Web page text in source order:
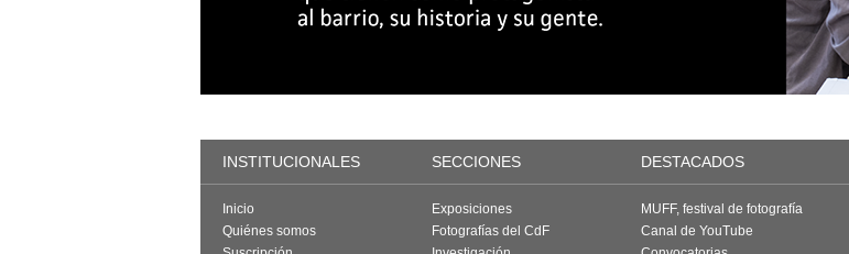
INSTITUCIONALES SECCIONES DESTACADOS
Inicio
Quiénes somos
Exposiciones
Fotografías del CdF
MUFF, festival de fotografía
Canal de YouTube